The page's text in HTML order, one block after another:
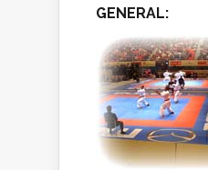
GENERAL: